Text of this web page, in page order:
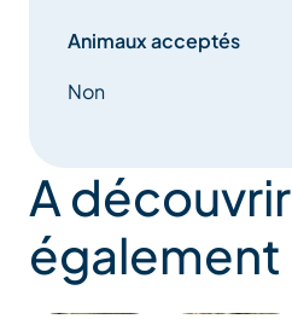
Animaux acceptés
Non
A découvrir
également